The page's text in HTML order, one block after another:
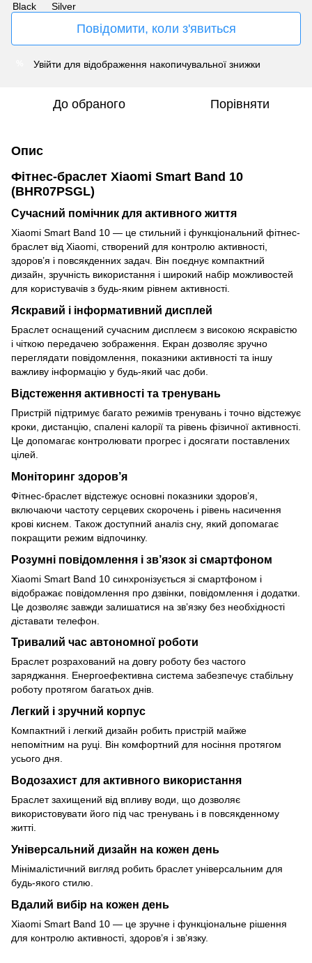
Повідомити, коли з'явиться
Увійти для відображення накопичувальної знижки
До обраного Порівняти
Опис
Фітнес-браслет Xiaomi Smart Band 10
(BHR07PSGL)
Сучасний помічник для активного життя
Xiaomi Smart Band 10 — це стильний і функціональний фітнес-
браслет від Xiaomi, створений для контролю активності,
здоров’я і повсякденних задач. Він поєднує компактний
дизайн, зручність використання і широкий набір можливостей
для користувачів з будь-яким рівнем активності.
Яскравий і інформативний дисплей
Браслет оснащений сучасним дисплеєм з високою яскравістю
і чіткою передачею зображення. Екран дозволяє зручно
переглядати повідомлення, показники активності та іншу
важливу інформацію у будь-який час доби.
Відстеження активності та тренувань
Пристрій підтримує багато режимів тренувань і точно відстежує
кроки, дистанцію, спалені калорії та рівень фізичної активності.
Це допомагає контролювати прогрес і досягати поставлених
цілей.
Моніторинг здоров’я
Фітнес-браслет відстежує основні показники здоров’я,
включаючи частоту серцевих скорочень і рівень насичення
крові киснем. Також доступний аналіз сну, який допомагає
покращити режим відпочинку.
Розумні повідомлення і зв’язок зі смартфоном
Xiaomi Smart Band 10 синхронізується зі смартфоном і
відображає повідомлення про дзвінки, повідомлення і додатки.
Це дозволяє завжди залишатися на зв’язку без необхідності
діставати телефон.
Тривалий час автономної роботи
Браслет розрахований на довгу роботу без частого
заряджання. Енергоефективна система забезпечує стабільну
роботу протягом багатьох днів.
Легкий і зручний корпус
Компактний і легкий дизайн робить пристрій майже
непомітним на руці. Він комфортний для носіння протягом
усього дня.
Водозахист для активного використання
Браслет захищений від впливу води, що дозволяє
використовувати його під час тренувань і в повсякденному
житті.
Універсальний дизайн на кожен день
Мінімалістичний вигляд робить браслет універсальним для
будь-якого стилю.
Вдалий вибір на кожен день
Xiaomi Smart Band 10 — це зручне і функціональне рішення
для контролю активності, здоров’я і зв’язку.